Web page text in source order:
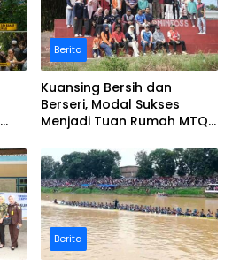
Berita
Kuansing Bersih dan
Berseri, Modal Sukses
Menjadi Tuan Rumah MTQ
Berita